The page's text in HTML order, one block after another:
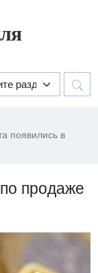
появились в
продаже